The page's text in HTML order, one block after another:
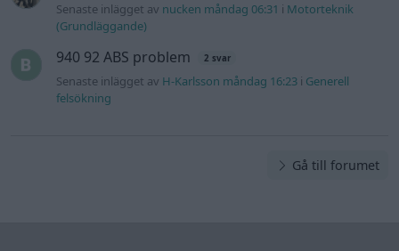
Senaste inlägget av nucken måndag 06:31 i Motorteknik
(Grundläggande)
940 92 ABS problem 2 svar
Senaste inlägget av H-Karlsson måndag 16:23 i Generell
felsökning
Gå till forumet